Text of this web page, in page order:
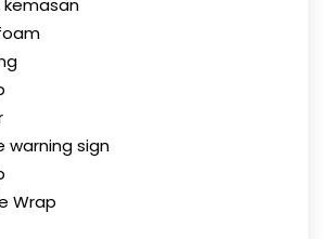
kemasan
warning sign
Wrap